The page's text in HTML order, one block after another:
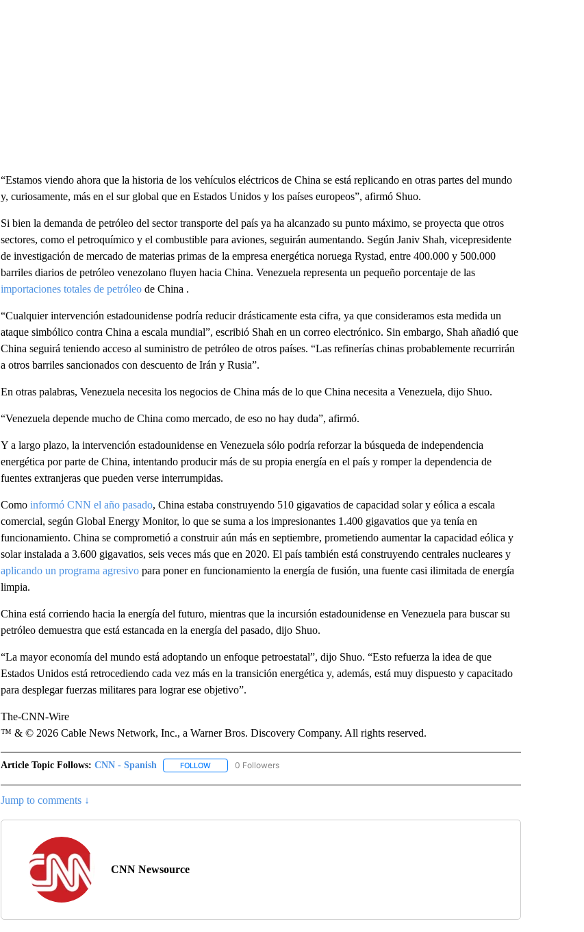
“Estamos viendo ahora que la historia de los vehículos eléctricos de China se está replicando en otras partes del mundo
y, curiosamente, más en el sur global que en Estados Unidos y los países europeos”, afirmó Shuo.
Si bien la demanda de petróleo del sector transporte del país ya ha alcanzado su punto máximo, se proyecta que otros
sectores, como el petroquímico y el combustible para aviones, seguirán aumentando. Según Janiv Shah, vicepresidente
de investigación de mercado de materias primas de la empresa energética noruega Rystad, entre 400.000 y 500.000
barriles diarios de petróleo venezolano fluyen hacia China. Venezuela representa un pequeño porcentaje de las
importaciones totales de petróleode China .
“Cualquier intervención estadounidense podría reducir drásticamente esta cifra, ya que consideramos esta medida un
ataque simbólico contra China a escala mundial”, escribió Shah en un correo electrónico. Sin embargo, Shah añadió que
China seguirá teniendo acceso al suministro de petróleo de otros países. “Las refinerías chinas probablemente recurrirán
a otros barriles sancionados con descuento de Irán y Rusia”.
En otras palabras, Venezuela necesita los negocios de China más de lo que China necesita a Venezuela, dijo Shuo.
“Venezuela depende mucho de China como mercado, de eso no hay duda”, afirmó.
Y a largo plazo, la intervención estadounidense en Venezuela sólo podría reforzar la búsqueda de independencia
energética por parte de China, intentando producir más de su propia energía en el país y romper la dependencia de
fuentes extranjeras que pueden verse interrumpidas.
Como informó CNN el año pasado, China estaba construyendo 510 gigavatios de capacidad solar y eólica a escala
comercial, según Global Energy Monitor, lo que se suma a los impresionantes 1.400 gigavatios que ya tenía en
funcionamiento. China se comprometió a construir aún más en septiembre, prometiendo aumentar la capacidad eólica y
solar instalada a 3.600 gigavatios, seis veces más que en 2020. El país también está construyendo centrales nucleares y
aplicando un programa agresivopara poner en funcionamiento la energía de fusión, una fuente casi ilimitada de energía
limpia.
China está corriendo hacia la energía del futuro, mientras que la incursión estadounidense en Venezuela para buscar su
petróleo demuestra que está estancada en la energía del pasado, dijo Shuo.
“La mayor economía del mundo está adoptando un enfoque petroestatal”, dijo Shuo. “Esto refuerza la idea de que
Estados Unidos está retrocediendo cada vez más en la transición energética y, además, está muy dispuesto y capacitado
para desplegar fuerzas militares para lograr ese objetivo”.
The-CNN-Wire
™ & © 2026 Cable News Network, Inc., a Warner Bros. Discovery Company. All rights reserved.
Article Topic Follows: CNN - Spanish FOLLOWFOLLOW "CNN - SPANISH" TO RECEIVE NOTIFICATIONS ABOUT NEW PAGES ON "CNN - SPANISH".
0 Followers
Jump to comments ↓
CNN Newsource